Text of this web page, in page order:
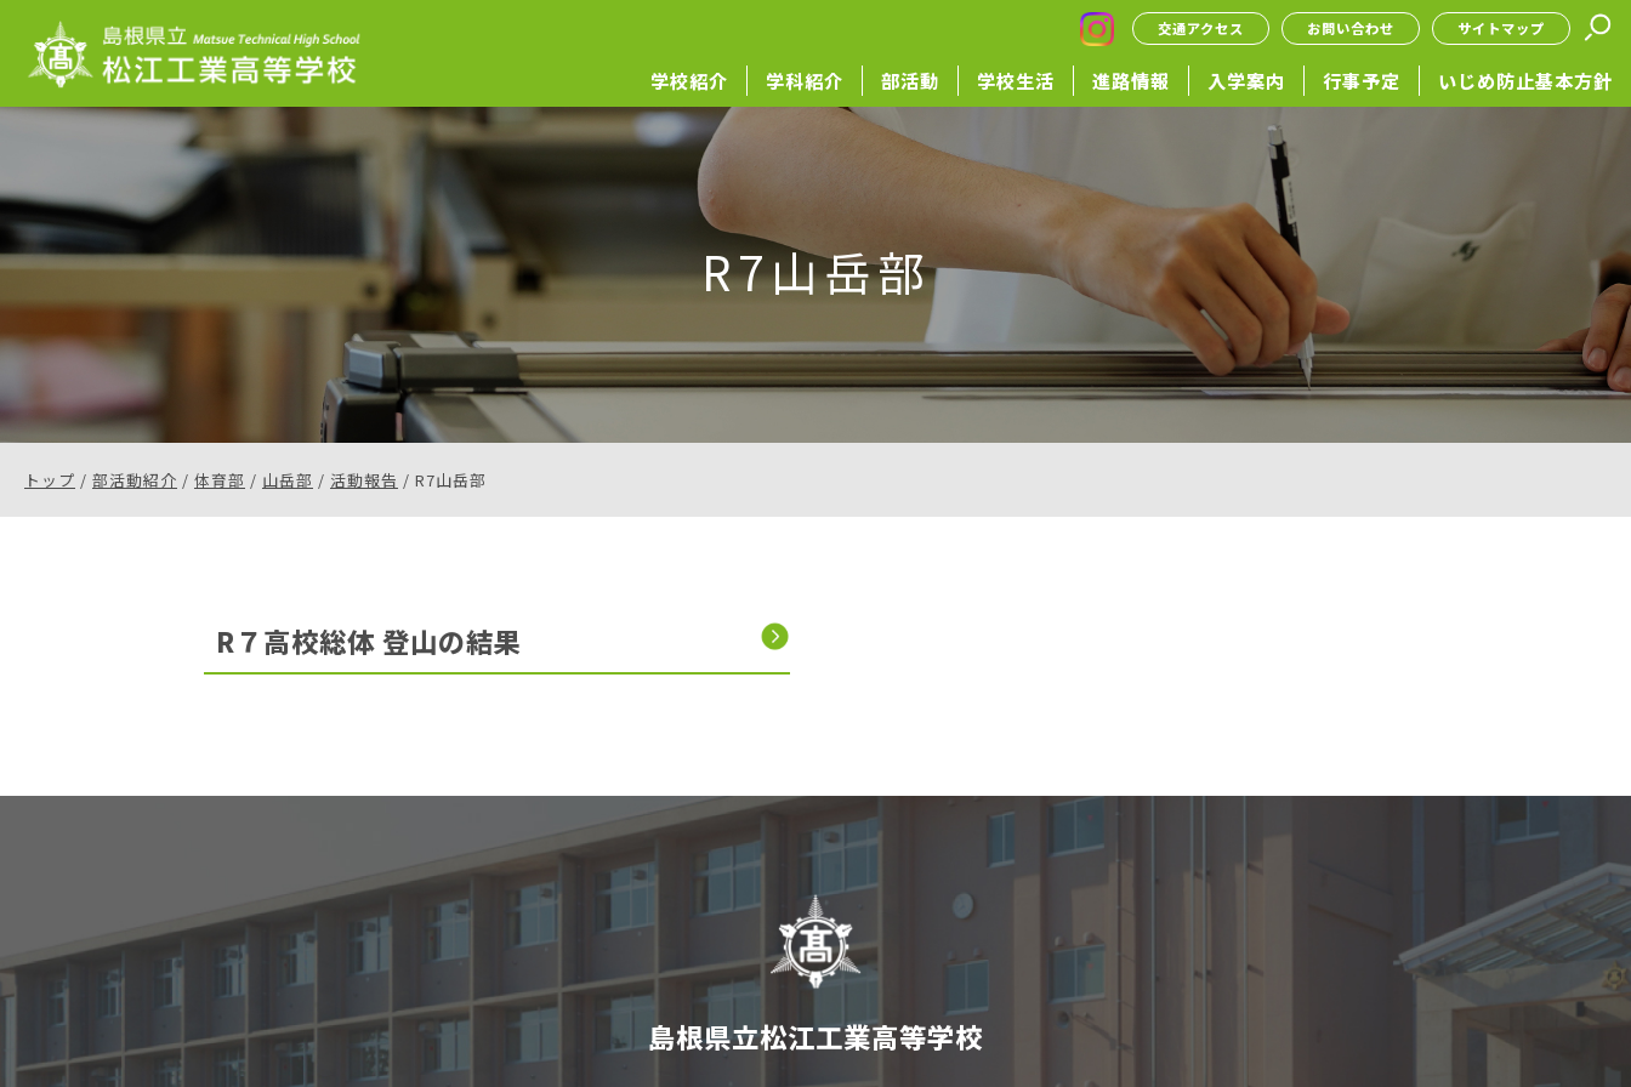
このページの本文へ 交通アクセス お問い合わせ サイトマップ
学校紹介 学科紹介 部活動 学校生活 進路情報 入学案内 行事予定 いじめ防止基本方針
R7山岳部
現
トップ / 部活動紹介 / 体育部 / 山岳部 / 活動報告 / R7山岳部
R７高校総体 登山の結果
島根県立松江工業高等学校